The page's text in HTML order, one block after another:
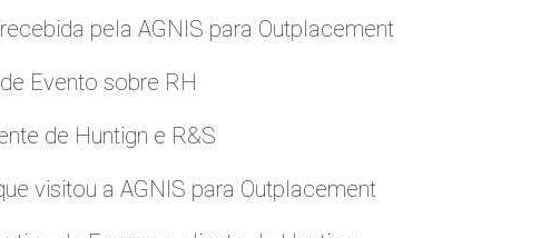
pela AGNIS para Outplacement
Evento sobre RH
de Huntign e R&S
visitou a AGNIS para Outplacement